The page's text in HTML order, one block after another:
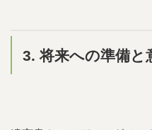
3. 将来への準備と